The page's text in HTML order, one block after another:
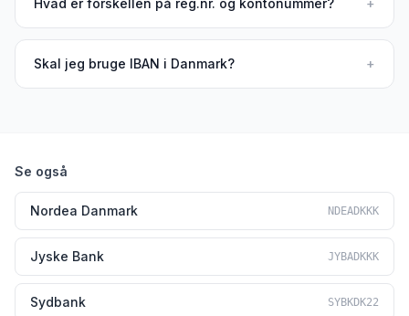
Hvad er forskellen på reg.nr. og kontonummer? +
Skal jeg bruge IBAN i Danmark? +
Se også
Nordea Danmark NDEADKKK
Jyske Bank JYBADKKK
Sydbank SYBKDK22